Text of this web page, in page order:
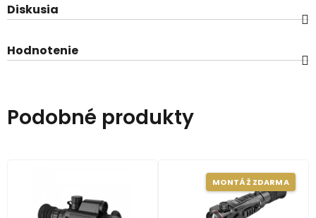
Diskusia
Hodnotenie
Podobné produkty
MONTÁŽ ZDARMA